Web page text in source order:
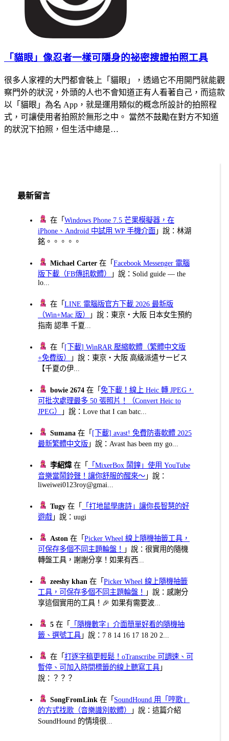
「貓眼」像忍者一樣可隱身的祕密搜證拍照工具
很多人家裡的大門都會裝上「貓眼」，透過它不用開門就能觀
察門外的狀況，外頭的人也不會知道正有人看著自己，而這款
以「貓眼」為名 App，就是運用類似的概念所設計的拍照程
式，可讓使用者拍照於無形之中。 當然不鼓勵在對方不知道
的狀況下拍照，但生活中總是…
最新留言
在「Windows Phone 7.5 芒果模擬器，在
iPhone、Android 中試用 WP 手機介面 」說：林湖
銘。。。。。
Michael Carter 在「Facebook Messenger 電腦
版下載（FB傳訊軟體）
」說：Solid guide — the
lo...
在「LINE 電腦版官方下載 2026 最新版
（Win+Mac 版）
」說：東京・大阪 日本女生預約
指南 認準 千夏...
在「 [下載] WinRAR 壓縮軟體（繁體中文版
+免費版）
」說：東京・大阪 高級派遣サービス
【千夏の伊...
bowie 2674 在「免下載！線上 Heic 轉 JPEG，
可批次處理最多 50 張照片！（Convert Heic to
JPEG）
」說：Love that I can batc...
Sumana 在「 [下載] avast! 免費防毒軟體 2025
最新繁體中文版 」說：Avast has been my go...
李紹煒在「
「MixerBox 鬧鐘」使用 YouTube
音樂當鬧鈴聲！讓你舒服的醒來～ 」說：
liweiwei0123roy@gmai...
Tugy 在「
「打地鼠學唐詩」讓你長智慧的好
遊戲 」說：uugi
Aston 在「Picker Wheel 線上隨機抽籤工具，
可保存多個不同主題輪盤！
」說：很實用的隨機
轉盤工具，謝謝分享！如果有西...
zeeshy khan 在「Picker Wheel 線上隨機抽籤
工具，可保存多個不同主題輪盤！
」說：感謝分
享這個實用的工具！🎉 如果有需要波...
5 在「
「隨機數字」介面簡單好看的隨機抽
籤、選號工具 」說：7 8 14 16 17 18 20 2...
在「打逐字稿更輕鬆！oTranscribe 可調速、可
暫停、可加入時間標籤的線上聽寫工具 」
說：？？？
SongFromLink 在「 SoundHound 用「哼歌」
的方式找歌（音樂識別軟體）
」說：這篇介紹
SoundHound 的情境很...